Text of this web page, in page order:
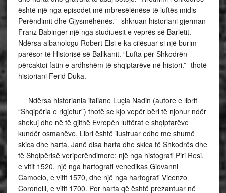
është një nga episodet më mbresëlënëse të luftës midis
Perëndimit dhe Gjysmëhënës.”- shkruan historiani gjerman
Franz Babinger një nga studiuesit e veprës së Barletit.
Ndërsa albanologu Robert Elsi e ka cilësuar si një burim
parësor të Historisë së Ballkanit. “Lufta për Shkodrën
përcaktoi fatin e ardhshëm të shqiptarëve në histori.”- thotë
historiani Ferid Duka.
Ndërsa historiania italiane Luçia Nadin (autore e librit
“Shqipëria e rigjetur”) thotë se kjo vepër bëri të njohur ndër
shekuj dhe në të gjithë Evropën luftërat e shqiptarëve
kundër osmanëve. Libri është ilustruar edhe me shumë
skica dhe harta. Janë disa harta dhe skica të Shkodrës dhe
të Shqipërisë veriperëndimore; një nga histografi Piri Resi,
e vitit 1520, një nga hartografi venedikas Giovanni
Camocio, e vitit 1570, dhe një nga hartografi Vicenzo
Coronelli, e vitit 1700. Por harta që është prezantuar në